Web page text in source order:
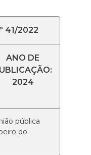
41/2022
ANO DE
2024
pública
do